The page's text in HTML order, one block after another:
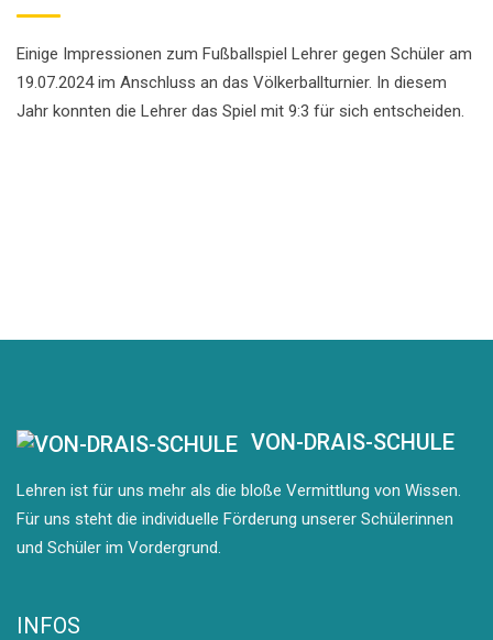
Einige Impressionen zum Fußballspiel Lehrer gegen Schüler am
19.07.2024 im Anschluss an das Völkerballturnier. In diesem
Jahr konnten die Lehrer das Spiel mit 9:3 für sich entscheiden.
VON-DRAIS-SCHULE
Lehren ist für uns mehr als die bloße Vermittlung von Wissen.
Für uns steht die individuelle Förderung unserer Schülerinnen
und Schüler im Vordergrund.
INFOS